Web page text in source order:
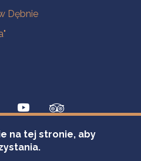
Dębnie
na tej stronie, aby